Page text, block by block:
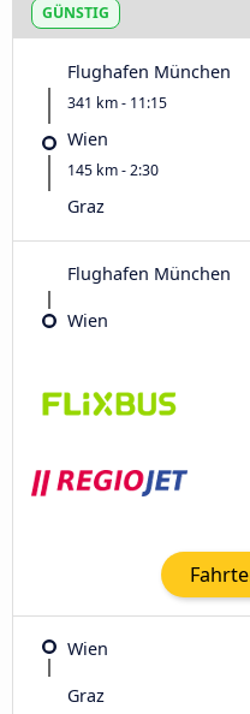
GÜNSTIG
Flughafen München
341 km - 11:15
Wien
145 km - 2:30
Graz
Flughafen München
Wien
Wien
Graz